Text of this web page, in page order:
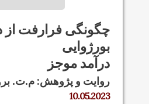
چگونگی فرارفت
بورژوایی
درآمد موجز
روایت و پژوهش: م.ت.
10.05.2023